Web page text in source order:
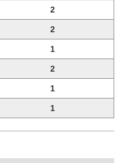
2
2
1
2
1
1